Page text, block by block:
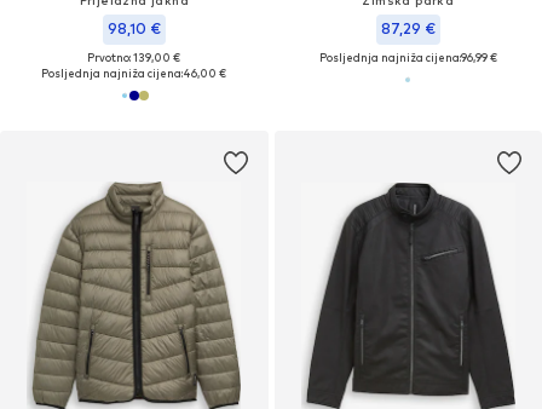
98,10 €
Prvotno: 139,00 €
Posljednja najniža cijena:46,00 €
87,29 €
Posljednja najniža cijena:96,99 €